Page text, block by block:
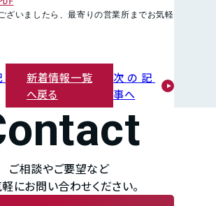
ざいましたら、最寄りの営業所までお気軽にお問い
新着情報一覧
へ戻る
次の記
事へ
ご相談やご要望など
にお問い合わせください。